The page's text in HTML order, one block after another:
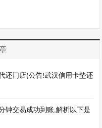
还门店(公告!武汉信用卡垫还
钟交易成功到账,解析以下是